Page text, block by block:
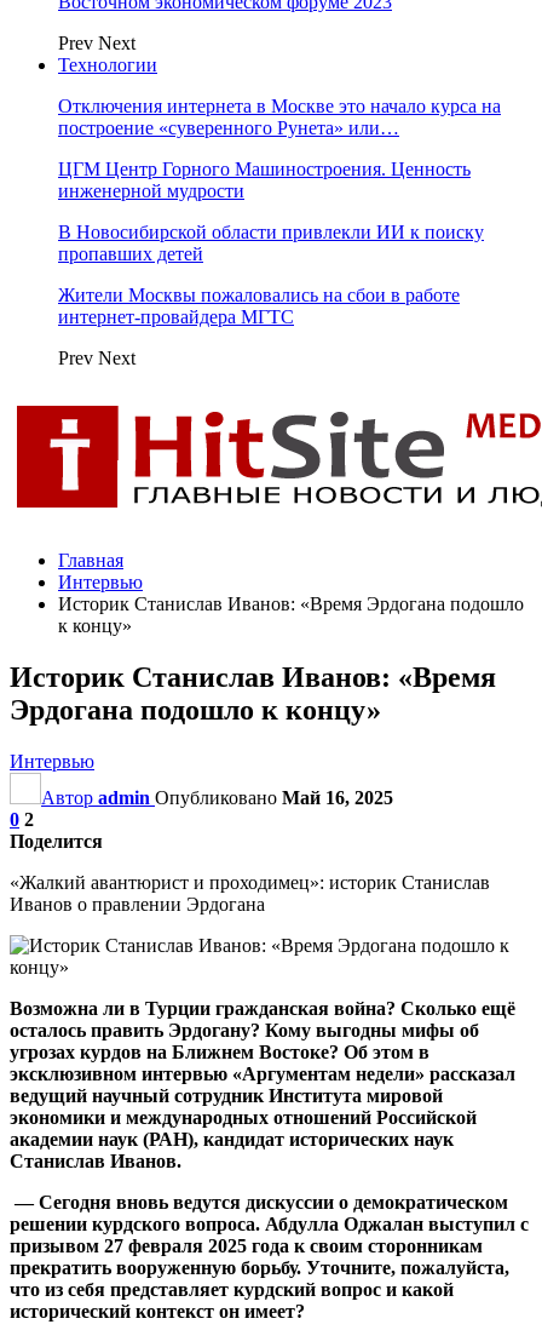
Prev Next
Технологии
Отключения интернета в Москве это начало курса на
построение «суверенного Рунета» или…
ЦГМ Центр Горного Машиностроения. Ценность
инженерной мудрости
В Новосибирской области привлекли ИИ к поиску
пропавших детей
Жители Москвы пожаловались на сбои в работе
интернет-провайдера МГТС
Prev Next
Главная
Интервью
Историк Станислав Иванов: «Время Эрдогана подошло
к концу»
Историк Станислав Иванов: «Время
Эрдогана подошло к концу»
Интервью
Автор admin Опубликовано Май 16, 2025
0 2
Поделится
«Жалкий авантюрист и проходимец»: историк Станислав
Иванов о правлении Эрдогана
Возможна ли в Турции гражданская война? Сколько ещё
осталось править Эрдогану? Кому выгодны мифы об
угрозах курдов на Ближнем Востоке? Об этом в
эксклюзивном интервью «Аргументам недели» рассказал
ведущий научный сотрудник Института мировой
экономики и международных отношений Российской
академии наук (РАН), кандидат исторических наук
Станислав Иванов.
— Сегодня вновь ведутся дискуссии о демократическом
решении курдского вопроса. Абдулла Оджалан выступил с
призывом 27 февраля 2025 года к своим сторонникам
прекратить вооруженную борьбу. Уточните, пожалуйста,
что из себя представляет курдский вопрос и какой
исторический контекст он имеет?